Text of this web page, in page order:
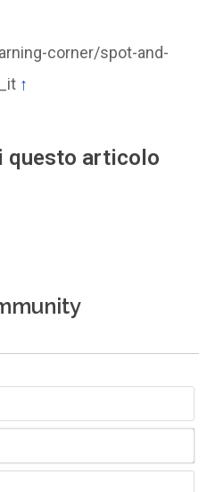
corner/spot-and-
↑
questo articolo